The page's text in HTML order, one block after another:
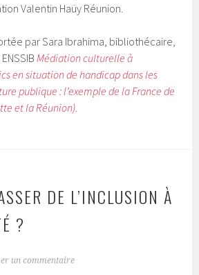
Valentin Haüy Réunion.
par Sara Ibrahima, bibliothécaire,
Médiation culturelle à
en situation de handicap dans les
publique : l’exemple de la France de
et la Réunion)
DE L’INCLUSION À
?
un commentaire